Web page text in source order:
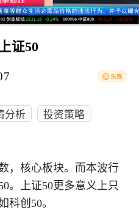
证50
分析
投资策略
，核心板块。而本波行
。上证50更多意义上只
科创50。